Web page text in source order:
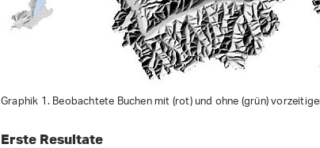
Graphik 1. Beobachtete Buchen mit (rot) und ohne (grün)
Erste Resultate